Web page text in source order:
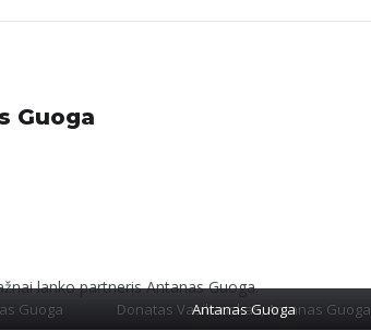
Guoga
lanko partneris Antanas Guoga.
Guoga Donatas Vasiliauskas, Antanas Guoga
Antanas Guoga